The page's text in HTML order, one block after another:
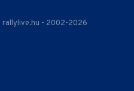
rallylive.hu - 2002-2026